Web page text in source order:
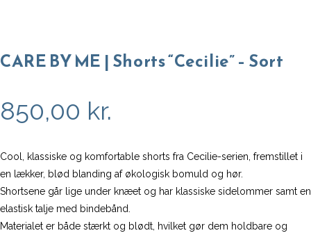
CARE BY ME | Shorts “Cecilie” – Sort
850,00 kr.
Cool, klassiske og komfortable shorts fra Cecilie-serien, fremstillet i
en lækker, blød blanding af økologisk bomuld og hør.
Shortsene går lige under knæet og har klassiske sidelommer samt en
elastisk talje med bindebånd.
Materialet er både stærkt og blødt, hvilket gør dem holdbare og